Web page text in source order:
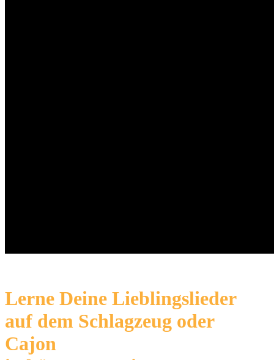
Lerne Deine Lieblingslieder
auf dem Schlagzeug oder
Cajon